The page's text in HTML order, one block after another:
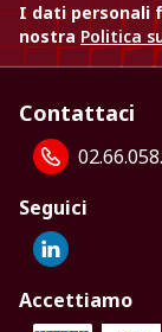
I dati personali
nostra Politica
Contattaci
Seguici
Accettiamo